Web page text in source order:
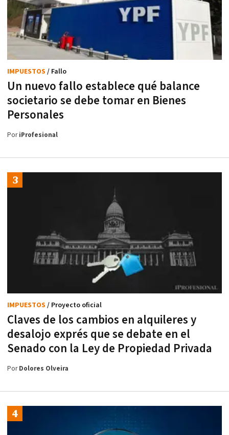
Un nuevo fallo establece qué balance
societario se debe tomar en Bienes
Personales
IMPUESTOS / Fallo
PoriProfesional
Claves de los cambios en alquileres y
desalojo exprés que se debate en el
Senado con la Ley de Propiedad Privada
IMPUESTOS / Proyecto oficial
PorDolores Olveira